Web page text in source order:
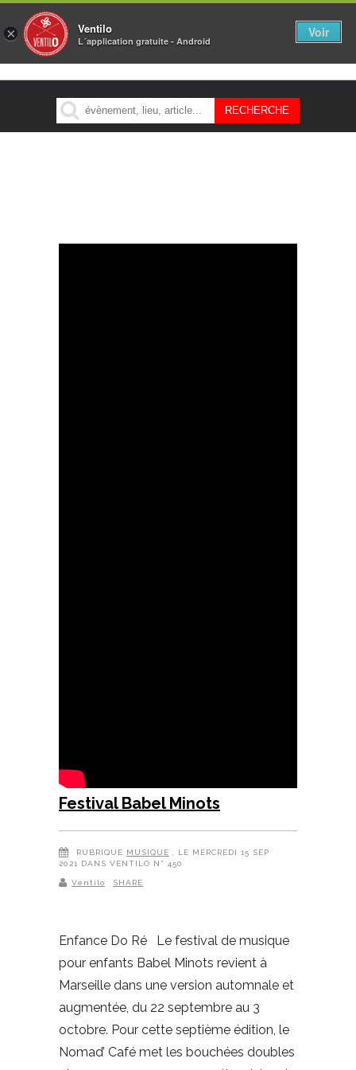
MENU
Festival Babel Minots
RUBRIQUE MUSIQUE
, LE MERCREDI 15 SEP
2021 DANS VENTILO N° 450
Ventilo SHARE
Enfance Do Ré Le festival de musique
pour enfants Babel Minots revient à
Marseille dans une version automnale et
augmentée, du 22 septembre au 3
octobre. Pour cette septième édition, le
Nomad’ Café met les bouchées doubles
× Ventilo
L´application gratuite - Android
Voir